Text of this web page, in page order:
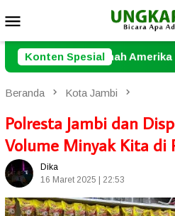
ke
kontenMobile
Konten Spesial
Dijadikan Alasan Perang
Beranda Kota Jambi
Polresta Jambi dan
Volume Minyak Kita di
Dika
16 Maret 2025 | 22:53